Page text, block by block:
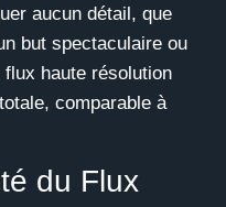
aucun détail, que
but spectaculaire ou
haute résolution
comparable à
du Flux